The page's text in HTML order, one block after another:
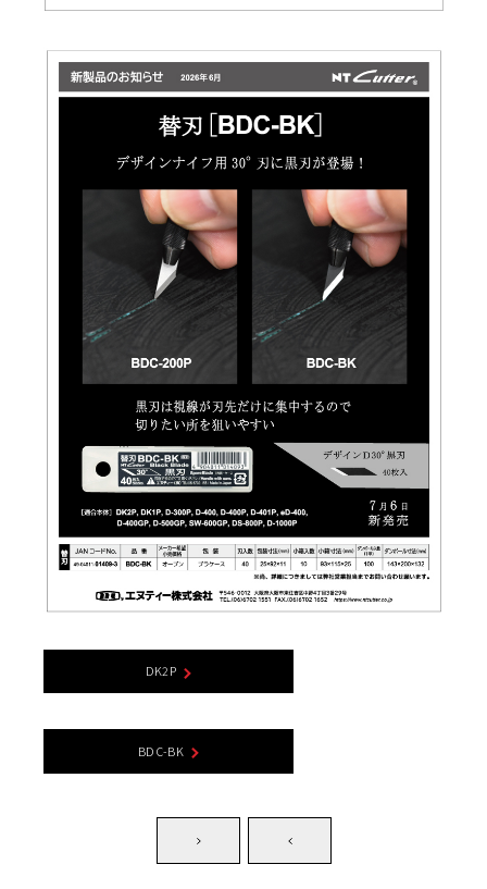
DK2P
BDC-BK